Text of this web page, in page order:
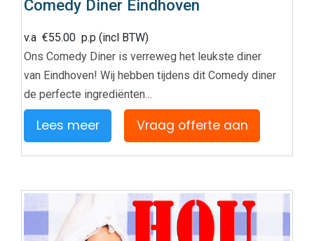
Comedy Diner Eindhoven
v.a€55.00 p.p (incl BTW)
Ons Comedy Diner is verreweg het leukste diner
van Eindhoven! Wij hebben tijdens dit Comedy diner
de perfecte ingrediënten…
Lees meer Vraag offerte aan